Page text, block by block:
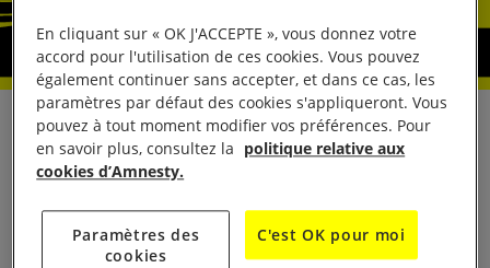
Le 19 mars 2026, un tribunal de Tunis a condamné
Saadia Mosbah, défenseure des droits humains
antiraciste Mnemty (« Mon rêve »), à huit ans
d’emprisonnement après presque deux ans de
En cliquant sur « OK J'ACCEPTE », vous donnez votre
accord pour l'utilisation de ces cookies. Vous pouvez
également continuer sans accepter, et dans ce cas, les
paramètres par défaut des cookies s'appliqueront. Vous
pouvez à tout moment modifier vos préférences. Pour
en savoir plus, consultez la politique relative aux
cookies d’Amnesty.
Paramètres des
cookies
C'est OK pour moi